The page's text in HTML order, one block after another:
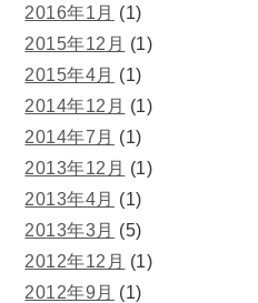
2016年1月 (1)
2015年12月 (1)
2015年4月 (1)
2014年12月 (1)
2014年7月 (1)
2013年12月 (1)
2013年4月 (1)
2013年3月 (5)
2012年12月 (1)
2012年9月 (1)